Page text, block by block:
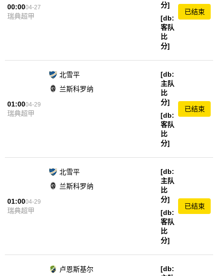
00:0004-27
瑞典超甲
分]
[db:
客队
比
分]
已结束
01:0004-29
瑞典超甲
北雪平
[db:
主队
比
分]
[db:
客队
比
分]
兰斯科罗纳
已结束
01:0004-29
瑞典超甲
北雪平
[db:
主队
比
分]
[db:
客队
比
分]
兰斯科罗纳
已结束
卢恩斯基尔
[db: